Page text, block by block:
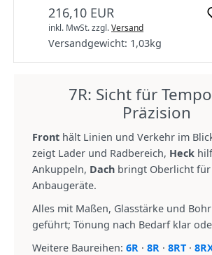
216,10 EUR
inkl. MwSt.zzgl.Versand
Versandgewicht: 1,03kg
7R: Sicht für
Präzision
Front hält Linien und Verkehr im
zeigt Lader und Radbereich, Heck
Ankuppeln, Dach bringt Oberlicht
Anbaugeräte.
Alles mit Maßen, Glasstärke und
geführt; Tönung nach Bedarf klar
Weitere Baureihen: 6R · 8R · 8RT ·